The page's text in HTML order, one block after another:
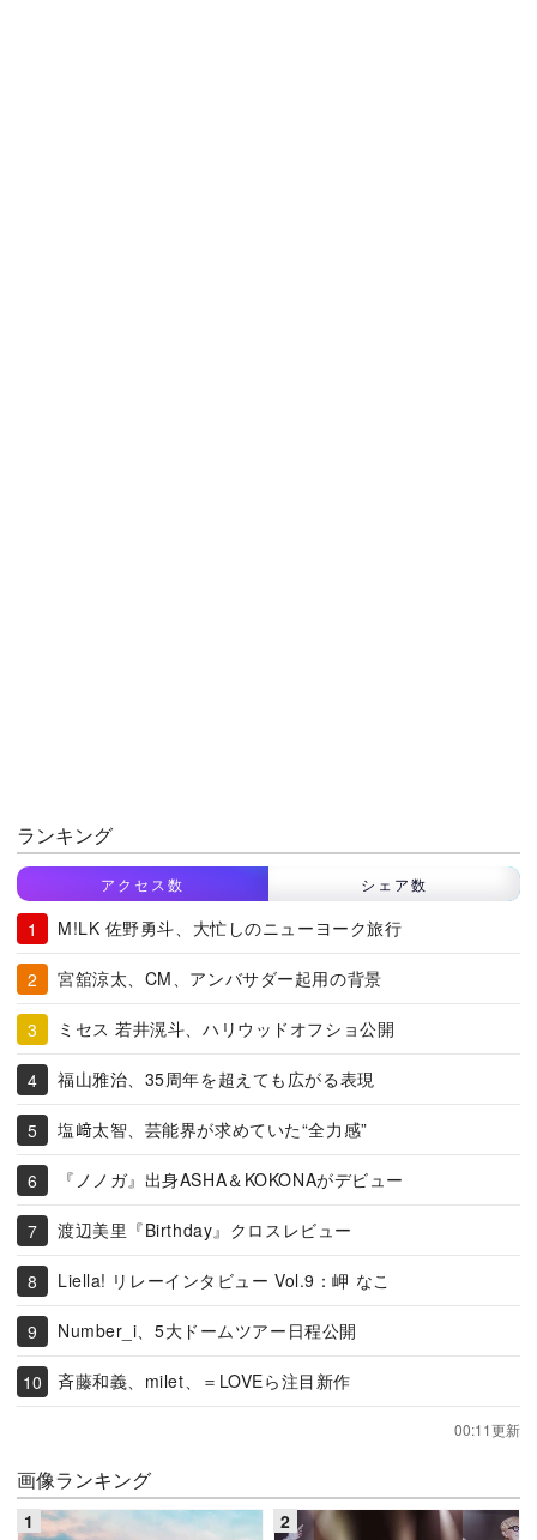
ランキング
アクセス数 シェア数
M!LK 佐野勇斗、大忙しのニューヨーク旅行
宮舘涼太、CM、アンバサダー起用の背景
ミセス 若井滉斗、ハリウッドオフショ公開
福山雅治、35周年を超えても広がる表現
塩﨑太智、芸能界が求めていた“全力感”
『ノノガ』出身ASHA＆KOKONAがデビュー
渡辺美里『Birthday』クロスレビュー
Liella! リレーインタビュー Vol.9：岬 なこ
Number_i、5大ドームツアー日程公開
斉藤和義、milet、＝LOVEら注目新作
00:11更新
画像ランキング